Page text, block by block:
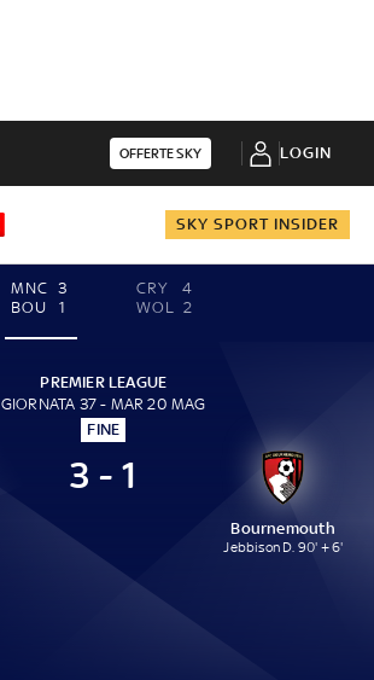
OFFERTE SKY LOGIN
SKY SPORT INSIDER
MNC 3
BOU
1
CRY
4
WOL
2
PREMIER LEAGUE
GIORNATA 37 - MAR 20 MAG
FINE
3 - 1
Bournemouth
Jebbison D. 90' + 6'